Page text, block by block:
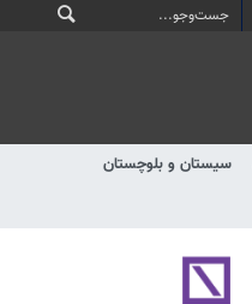
سیستان و بلوچستان